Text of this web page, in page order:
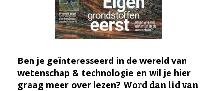
Ben je geïnteresseerd in de wereld van
wetenschap & technologie en wil je hier
graag meer over lezen? Word dan lid van